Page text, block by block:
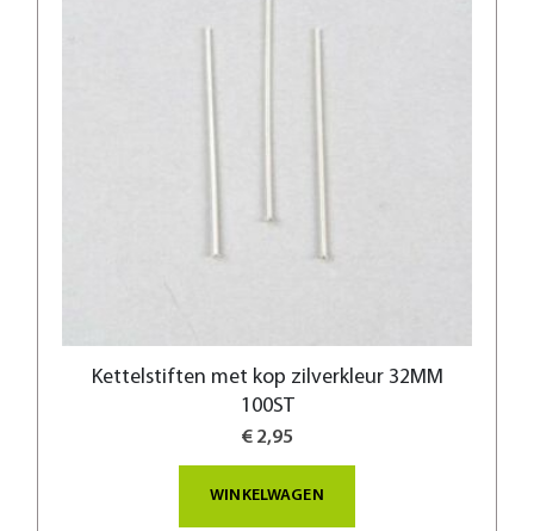
Kettelstiften met kop zilverkleur 32MM
100ST
€ 2,95
WINKELWAGEN